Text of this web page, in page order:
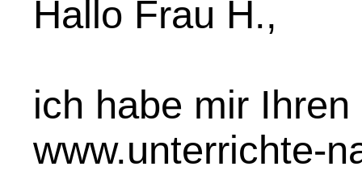
Hallo Frau H.,
ich habe mir
www.unterrichte-